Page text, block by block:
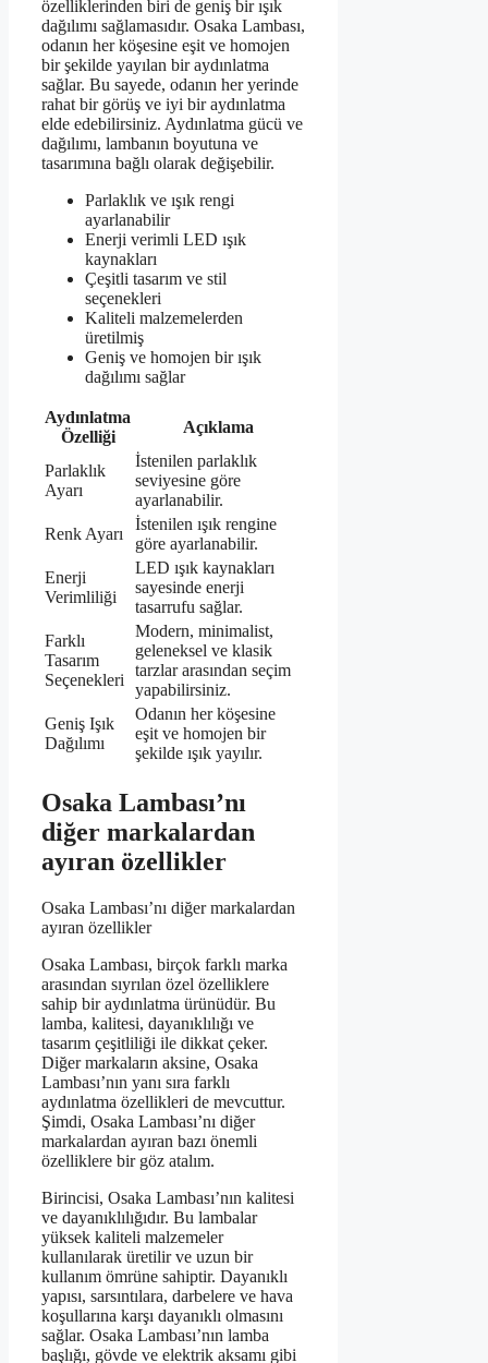
özelliklerinden biri de geniş bir ışık
dağılımı sağlamasıdır. Osaka Lambası,
odanın her köşesine eşit ve homojen
bir şekilde yayılan bir aydınlatma
sağlar. Bu sayede, odanın her yerinde
rahat bir görüş ve iyi bir aydınlatma
elde edebilirsiniz. Aydınlatma gücü ve
dağılımı, lambanın boyutuna ve
tasarımına bağlı olarak değişebilir.
Parlaklık ve ışık rengi
ayarlanabilir
Enerji verimli LED ışık
kaynakları
Çeşitli tasarım ve stil
seçenekleri
Kaliteli malzemelerden
üretilmiş
Geniş ve homojen bir ışık
dağılımı sağlar
Aydınlatma
Özelliği
Açıklama
Parlaklık
Ayarı
İstenilen parlaklık
seviyesine göre
ayarlanabilir.
Renk Ayarı
İstenilen ışık rengine
göre ayarlanabilir.
Enerji
Verimliliği
LED ışık kaynakları
sayesinde enerji
tasarrufu sağlar.
Farklı
Tasarım
Seçenekleri
Modern, minimalist,
geleneksel ve klasik
tarzlar arasından seçim
yapabilirsiniz.
Geniş Işık
Dağılımı
Odanın her köşesine
eşit ve homojen bir
şekilde ışık yayılır.
Osaka Lambası’nı
diğer markalardan
ayıran özellikler
Osaka Lambası’nı diğer markalardan
ayıran özellikler
Osaka Lambası, birçok farklı marka
arasından sıyrılan özel özelliklere
sahip bir aydınlatma ürünüdür. Bu
lamba, kalitesi, dayanıklılığı ve
tasarım çeşitliliği ile dikkat çeker.
Diğer markaların aksine, Osaka
Lambası’nın yanı sıra farklı
aydınlatma özellikleri de mevcuttur.
Şimdi, Osaka Lambası’nı diğer
markalardan ayıran bazı önemli
özelliklere bir göz atalım.
Birincisi, Osaka Lambası’nın kalitesi
ve dayanıklılığıdır. Bu lambalar
yüksek kaliteli malzemeler
kullanılarak üretilir ve uzun bir
kullanım ömrüne sahiptir. Dayanıklı
yapısı, sarsıntılara, darbelere ve hava
koşullarına karşı dayanıklı olmasını
sağlar. Osaka Lambası’nın lamba
başlığı, gövde ve elektrik aksamı gibi